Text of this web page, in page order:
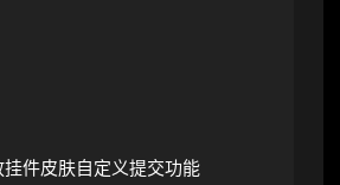
件皮肤自定义提交功能